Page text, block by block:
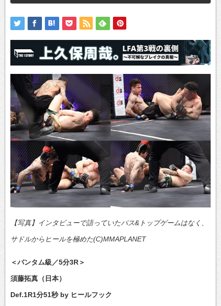
【写真】インタビューで語っていたパス&トップゲームはなく、
サドルからヒールを極めた(C)MMAPLANET
＜バンタム級／5分3R＞
須藤拓真（日本）
Def.1R1分51秒 by ヒールフック